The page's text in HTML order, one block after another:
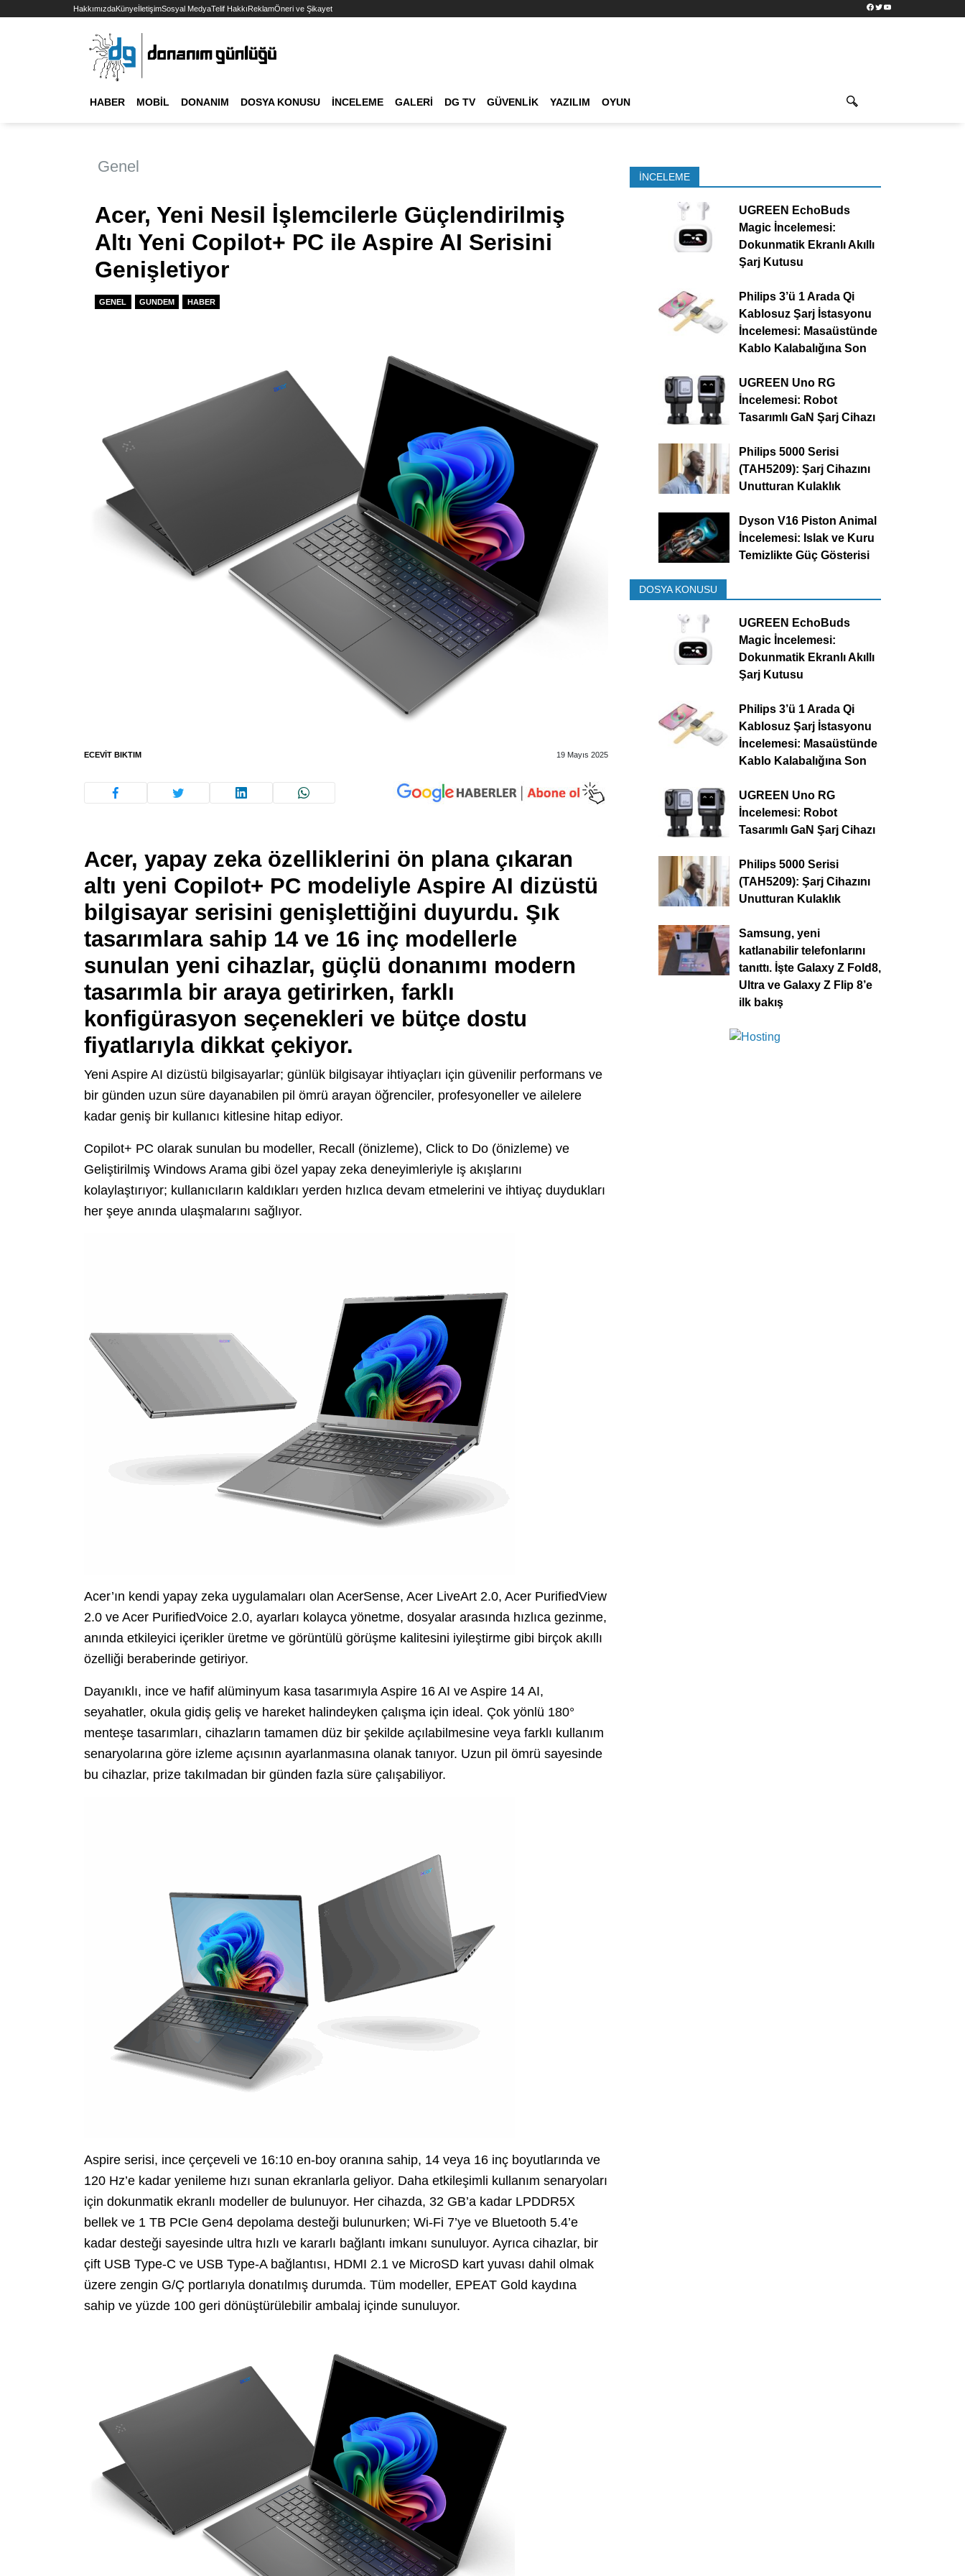
HakkımızdaKünyeİletişimSosyal MedyaTelif HakkıReklamÖneri ve Şikayet Facebook
TwitterYouTube
HABER MOBIL DONANIM DOSYA KONUSU İNCELEME GALERI DG TV GÜVENLIK YAZILIM OYUN
Genel
Acer, Yeni Nesil İşlemcilerle Güçlendirilmiş
Altı Yeni Copilot+ PC ile Aspire AI Serisini
Genişletiyor
GENEL GUNDEM HABER
ECEVIT BIKTIM 19 Mayıs 2025
Acer, yapay zeka özelliklerini ön plana çıkaran
altı yeni Copilot+ PC modeliyle Aspire AI dizüstü
bilgisayar serisini genişlettiğini duyurdu. Şık
tasarımlara sahip 14 ve 16 inç modellerle
sunulan yeni cihazlar, güçlü donanımı modern
tasarımla bir araya getirirken, farklı
konfigürasyon seçenekleri ve bütçe dostu
fiyatlarıyla dikkat çekiyor.
Yeni Aspire AI dizüstü bilgisayarlar; günlük bilgisayar ihtiyaçları için güvenilir performans ve
bir günden uzun süre dayanabilen pil ömrü arayan öğrenciler, profesyoneller ve ailelere
kadar geniş bir kullanıcı kitlesine hitap ediyor.
Copilot+ PC olarak sunulan bu modeller, Recall (önizleme), Click to Do (önizleme) ve
Geliştirilmiş Windows Arama gibi özel yapay zeka deneyimleriyle iş akışlarını
kolaylaştırıyor; kullanıcıların kaldıkları yerden hızlıca devam etmelerini ve ihtiyaç duydukları
her şeye anında ulaşmalarını sağlıyor.
Acer’ın kendi yapay zeka uygulamaları olan AcerSense, Acer LiveArt 2.0, Acer PurifiedView
2.0 ve Acer PurifiedVoice 2.0, ayarları kolayca yönetme, dosyalar arasında hızlıca gezinme,
anında etkileyici içerikler üretme ve görüntülü görüşme kalitesini iyileştirme gibi birçok akıllı
özelliği beraberinde getiriyor.
Dayanıklı, ince ve hafif alüminyum kasa tasarımıyla Aspire 16 AI ve Aspire 14 AI,
seyahatler, okula gidiş geliş ve hareket halindeyken çalışma için ideal. Çok yönlü 180°
menteşe tasarımları, cihazların tamamen düz bir şekilde açılabilmesine veya farklı kullanım
senaryolarına göre izleme açısının ayarlanmasına olanak tanıyor. Uzun pil ömrü sayesinde
bu cihazlar, prize takılmadan bir günden fazla süre çalışabiliyor.
Aspire serisi, ince çerçeveli ve 16:10 en-boy oranına sahip, 14 veya 16 inç boyutlarında ve
120 Hz’e kadar yenileme hızı sunan ekranlarla geliyor. Daha etkileşimli kullanım senaryoları
için dokunmatik ekranlı modeller de bulunuyor. Her cihazda, 32 GB’a kadar LPDDR5X
bellek ve 1 TB PCIe Gen4 depolama desteği bulunurken; Wi-Fi 7’ye ve Bluetooth 5.4’e
kadar desteği sayesinde ultra hızlı ve kararlı bağlantı imkanı sunuluyor. Ayrıca cihazlar, bir
çift USB Type-C ve USB Type-A bağlantısı, HDMI 2.1 ve MicroSD kart yuvası dahil olmak
üzere zengin G/Ç portlarıyla donatılmış durumda. Tüm modeller, EPEAT Gold kaydına
sahip ve yüzde 100 geri dönüştürülebilir ambalaj içinde sunuluyor.
İNCELEME
UGREEN EchoBuds
Magic İncelemesi:
Dokunmatik Ekranlı Akıllı
Şarj Kutusu
Philips 3’ü 1 Arada Qi
Kablosuz Şarj İstasyonu
İncelemesi: Masaüstünde
Kablo Kalabalığına Son
UGREEN Uno RG
İncelemesi: Robot
Tasarımlı GaN Şarj Cihazı
Philips 5000 Serisi
(TAH5209): Şarj Cihazını
Unutturan Kulaklık
Dyson V16 Piston Animal
İncelemesi: Islak ve Kuru
Temizlikte Güç Gösterisi
DOSYA KONUSU
UGREEN EchoBuds
Magic İncelemesi:
Dokunmatik Ekranlı Akıllı
Şarj Kutusu
Philips 3’ü 1 Arada Qi
Kablosuz Şarj İstasyonu
İncelemesi: Masaüstünde
Kablo Kalabalığına Son
UGREEN Uno RG
İncelemesi: Robot
Tasarımlı GaN Şarj Cihazı
Philips 5000 Serisi
(TAH5209): Şarj Cihazını
Unutturan Kulaklık
Samsung, yeni
katlanabilir telefonlarını
tanıttı. İşte Galaxy Z Fold8,
Ultra ve Galaxy Z Flip 8’e
ilk bakış